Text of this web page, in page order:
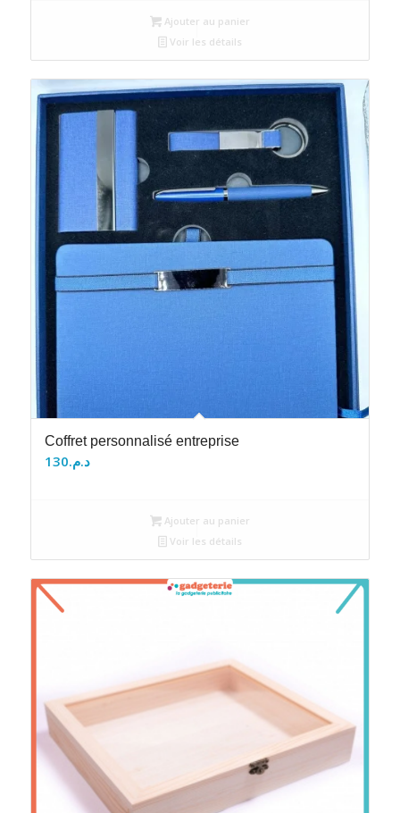
Ajouter au panier
Voir les détails
Coffret personnalisé entreprise
د.م.130
Ajouter au panier
Voir les détails